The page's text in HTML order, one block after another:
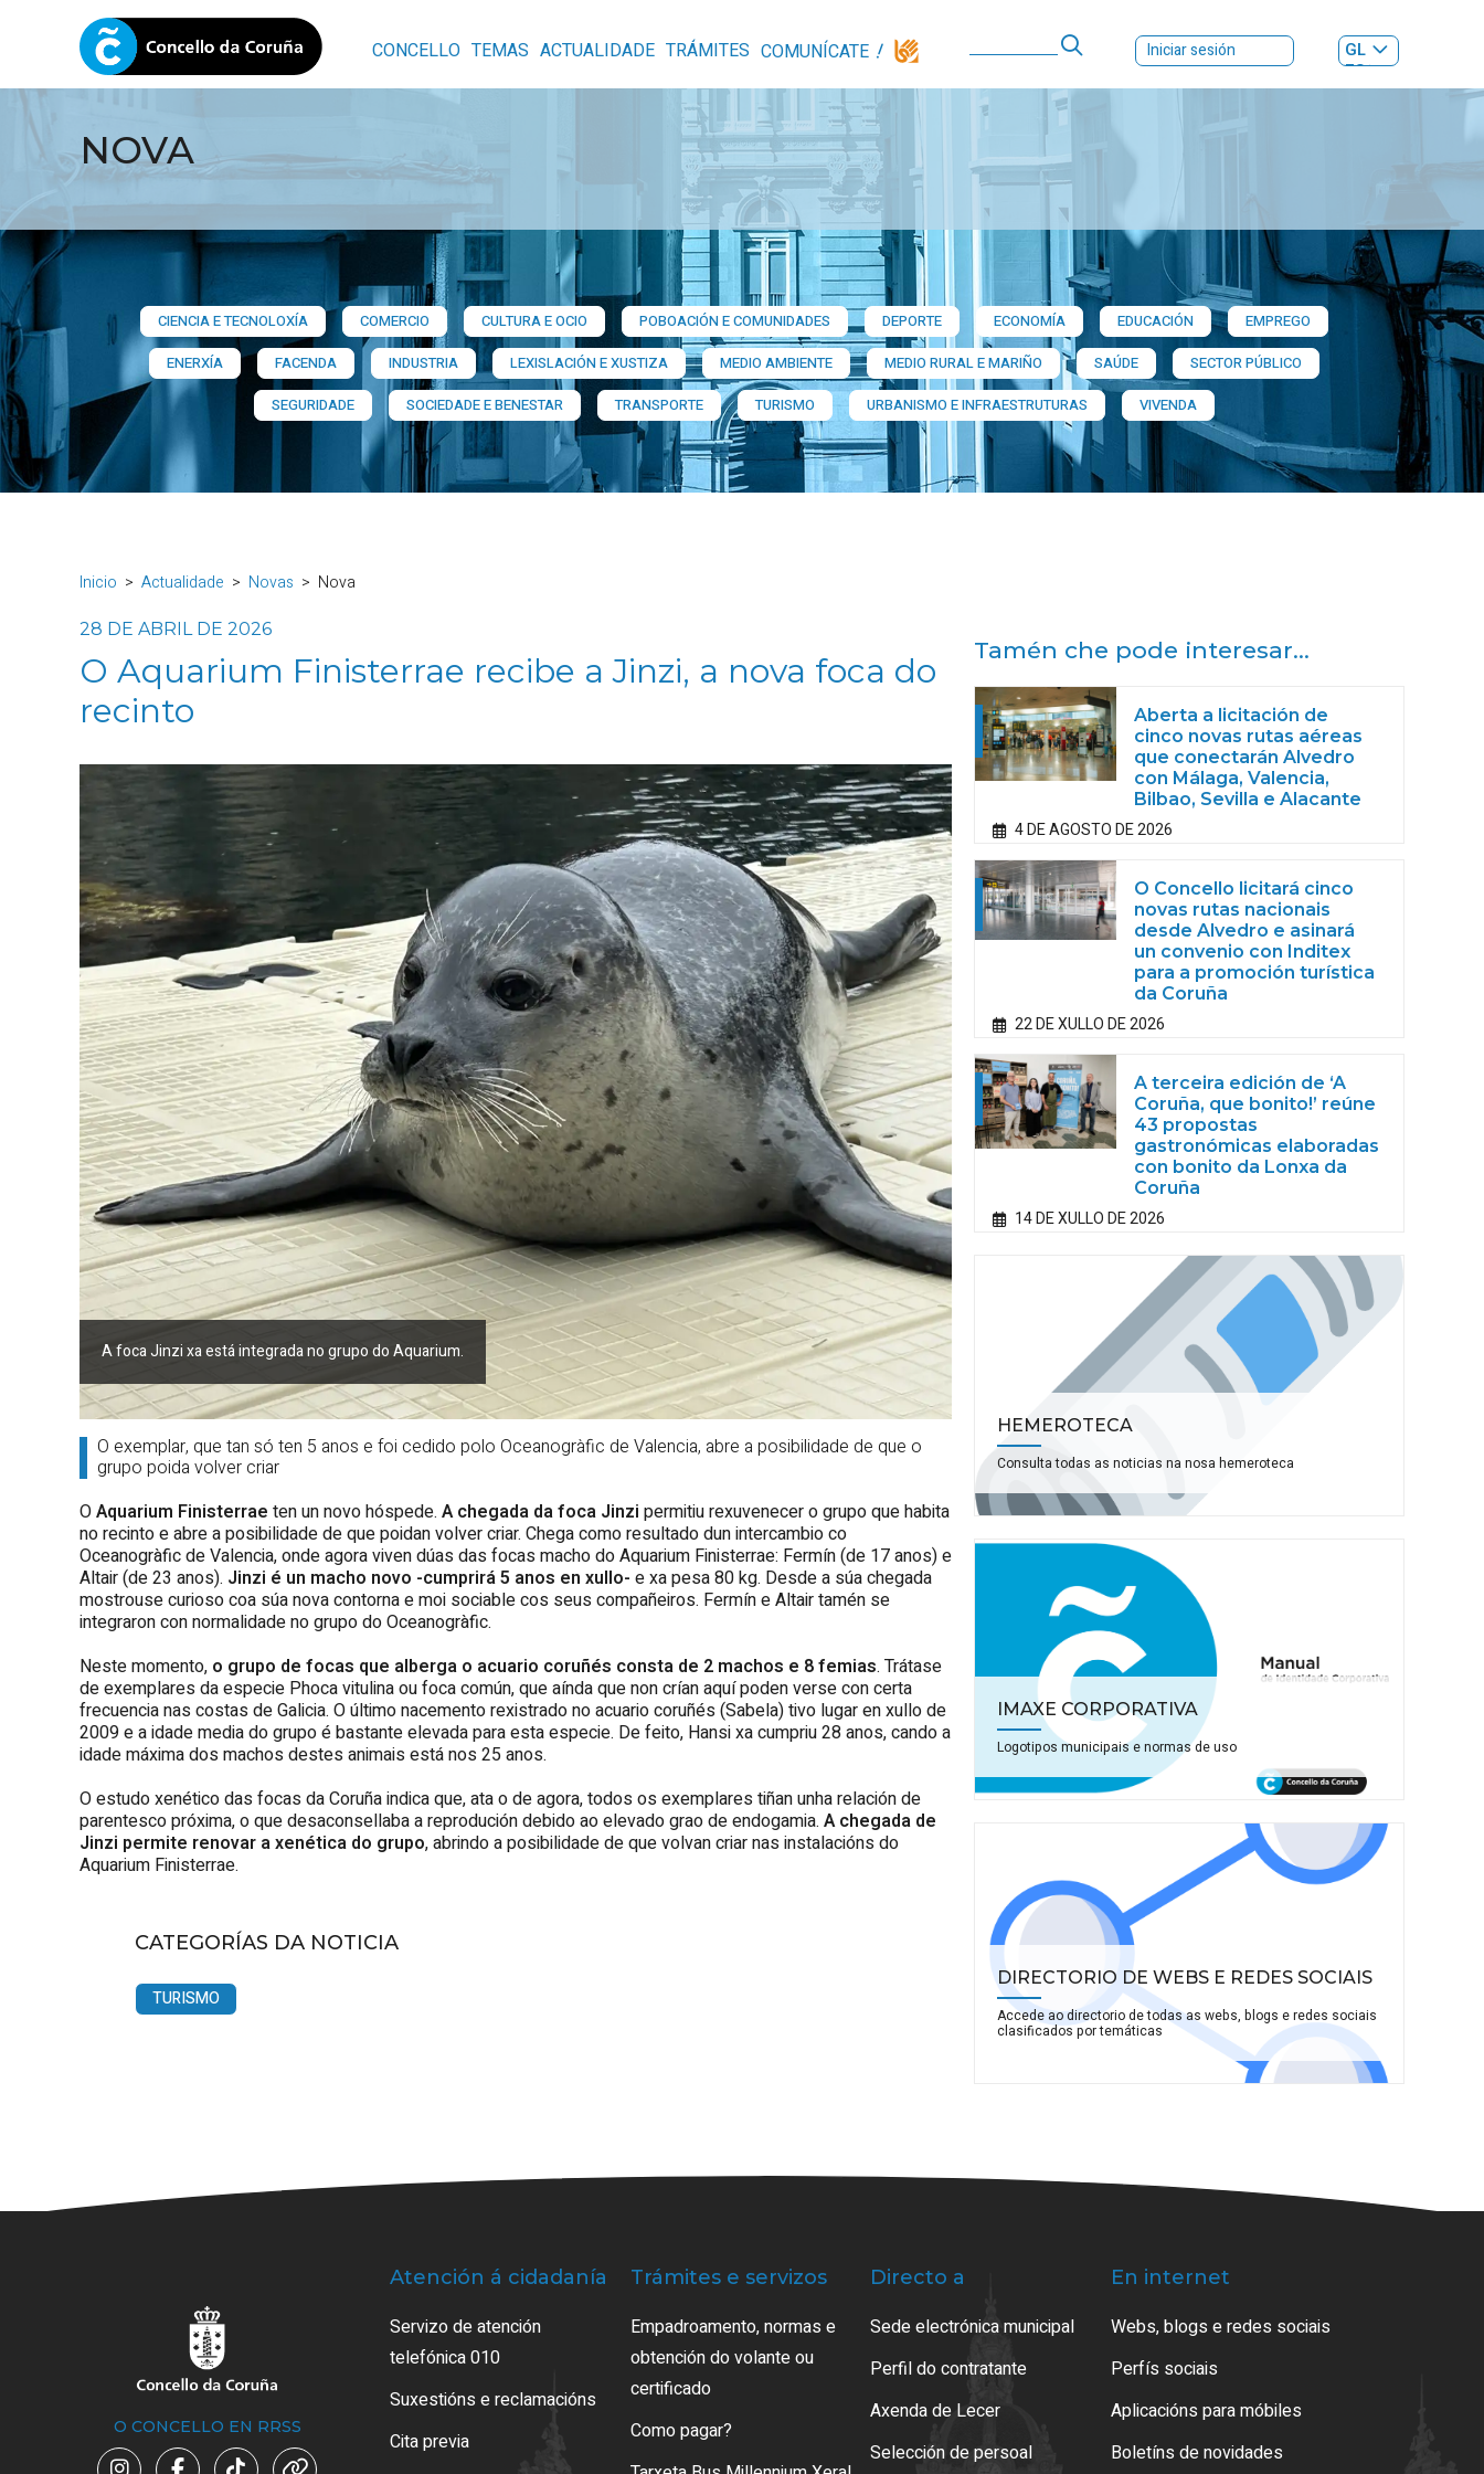
CONCELLO TEMAS ACTUALIDADE TRÁMITES COMUNÍCATE Iniciar sesión
GL
ES|
NOVA
CIENCIA E TECNOLOXÍA COMERCIO CULTURA E OCIO POBOACIÓN E COMUNIDADES DEPORTE ECONOMÍA EDUCACIÓN
EMPREGO
ENERXÍA
FACENDA INDUSTRIA LEXISLACIÓN E XUSTIZA MEDIO AMBIENTE MEDIO RURAL E MARIÑO SAÚDE
SECTOR PÚBLICO
SEGURIDADE
SOCIEDADE E BENESTAR TRANSPORTE TURISMO URBANISMO E INFRAESTRUTURAS VIVENDA
Inicio Actualidade Novas Nova
28 DE ABRIL DE 2026
O Aquarium Finisterrae recibe a Jinzi, a nova foca do
recinto
A foca Jinzi xa está integrada no grupo do Aquarium.
O exemplar, que tan só ten 5 anos e foi cedido polo Oceanogràfic de Valencia, abre a posibilidade de que o
grupo poida volver criar
OAquarium Finisterrae ten un novo hóspede. A chegada da foca Jinzi permitiu rexuvenecer o grupo que habita
no recinto e abre a posibilidade de que poidan volver criar. Chega como resultado dun intercambio co
Oceanogràfic de Valencia, onde agora viven dúas das focas macho do Aquarium Finisterrae: Fermín (de 17 anos) e
Altair (de 23 anos). Jinzi é un macho novo -cumprirá 5 anos en xullo- e xa pesa 80 kg. Desde a súa chegada
mostrouse curioso coa súa nova contorna e moi sociable cos seus compañeiros. Fermín e Altair tamén se
integraron con normalidade no grupo do Oceanogràfic.
Neste momento, o grupo de focas que alberga o acuario coruñés consta de 2 machos e 8 femias. Trátase
de exemplares da especie Phoca vitulina ou foca común, que aínda que non crían aquí poden verse con certa
frecuencia nas costas de Galicia. O último nacemento rexistrado no acuario coruñés (Sabela) tivo lugar en xullo de
2009 e a idade media do grupo é bastante elevada para esta especie. De feito, Hansi xa cumpriu 28 anos, cando a
idade máxima dos machos destes animais está nos 25 anos.
O estudo xenético das focas da Coruña indica que, ata o de agora, todos os exemplares tiñan unha relación de
parentesco próxima, o que desaconsellaba a reprodución debido ao elevado grao de endogamia. A chegada de
Jinzi permite renovar a xenética do grupo, abrindo a posibilidade de que volvan criar nas instalacións do
Aquarium Finisterrae.
CATEGORÍAS DA NOTICIA
TURISMO
Tamén che pode interesar...
Aberta a licitación de
cinco novas rutas aéreas
que conectarán Alvedro
con Málaga, Valencia,
Bilbao, Sevilla e Alacante
4 DE AGOSTO DE 2026
O Concello licitará cinco
novas rutas nacionais
desde Alvedro e asinará
un convenio con Inditex
para a promoción turística
da Coruña
22 DE XULLO DE 2026
A terceira edición de ‘A
Coruña, que bonito!’ reúne
43 propostas
gastronómicas elaboradas
con bonito da Lonxa da
Coruña
14 DE XULLO DE 2026
HEMEROTECA
Consulta todas as noticias na nosa hemeroteca
IMAXE CORPORATIVA
Logotipos municipais e normas de uso
DIRECTORIO DE WEBS E REDES SOCIAIS
Accede ao directorio de todas as webs, blogs e redes sociais
clasificados por temáticas
O CONCELLO EN RRSS
Atención á cidadanía
Servizo de atención
telefónica 010
Suxestións e reclamacións
Cita previa
Trámites e servizos
Empadroamento, normas e
obtención do volante ou
certificado
Como pagar?
Directo a
Sede electrónica municipal
Perfil do contratante
Axenda de Lecer
Selección de persoal
En internet
Webs, blogs e redes sociais
Perfís sociais
Aplicacións para móbiles
Boletíns de novidades